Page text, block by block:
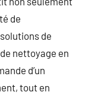
de
de
nettoyage en
d’un
tout en